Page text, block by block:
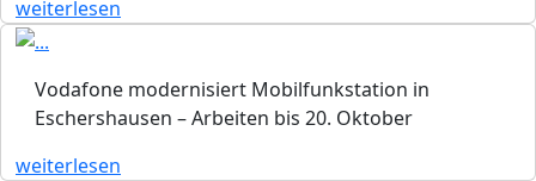
weiterlesen
Vodafone modernisiert Mobilfunkstation in
Eschershausen – Arbeiten bis 20. Oktober
weiterlesen